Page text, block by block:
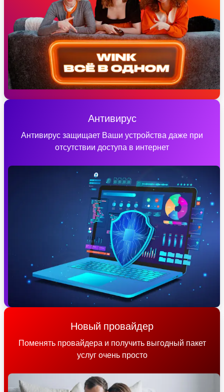
Антивирус
Антивирус защищает Ваши устройства даже при
отсутствии доступа в интернет
Новый провайдер
Поменять провайдера и получить выгодный пакет
услуг очень просто